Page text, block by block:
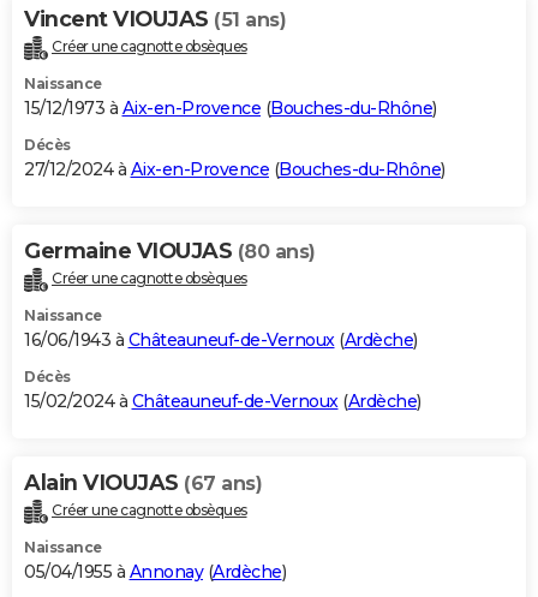
Alimentation
Guide de la santé
Maladies
Médicaments
Sommeil
VOYAGE
Destinations
City break
Voyage nature
Voyage de noces
Forum
Climat
+PHOTO
GUIDES D'ACHAT
BONS PLANS
Carte de Noël
Carte Bonne année
Carte Saint-Valentin
Carte Pâques
Carte d'anniversaire
DICTIONNAIRE
Dictionnaire
Biographies
Citations
Expressions
Proverbes
PROGRAMME TV
S'inscrire
Se connecter
Lycées
Collèges
Primaires
Universités
Entreprises
Service militaire
Avis de recherche
AVIS DE DÉCÈS
Bricolage
Lifestyle
Culture
Sport
Auto
Television
Voyage
Cinema
Vincent VIOUJAS (51 ans)
Créer une cagnotte obsèques
Naissance
15/12/1973 à Aix-en-Provence (Bouches-du-Rhône)
Décès
27/12/2024 à Aix-en-Provence (Bouches-du-Rhône)
Germaine VIOUJAS (80 ans)
Créer une cagnotte obsèques
Naissance
16/06/1943 à Châteauneuf-de-Vernoux(Ardèche)
Décès
15/02/2024 à Châteauneuf-de-Vernoux(Ardèche)
Alain VIOUJAS (67 ans)
Créer une cagnotte obsèques
Naissance
05/04/1955 à Annonay(Ardèche)